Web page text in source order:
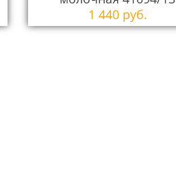
1 440 руб.